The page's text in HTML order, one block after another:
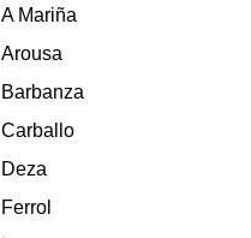
A Mariña
Arousa
Barbanza
Carballo
Deza
Ferrol